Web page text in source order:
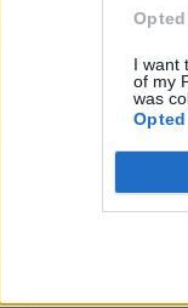
I want
of my
was
so slow (I
si lentement
us grow (I would
grandir (je
you'll sow (I
que ce que l'on
know